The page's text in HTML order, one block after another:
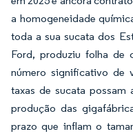
a homogeneidade
toda a sua sucata dos
Ford, produziu folha de
número significativo de
taxas de sucata possam
produção das
prazo que inflam o